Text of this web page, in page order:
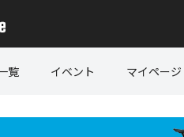
覧 イベント マイペー